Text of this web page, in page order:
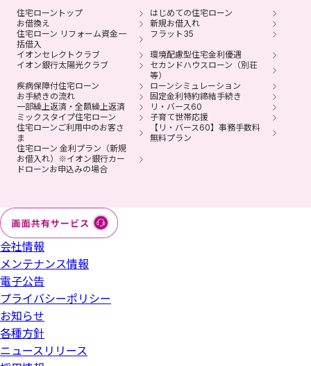
住宅ローントップ
はじめての住宅ローン
お借換え
新規お借入れ
住宅ローン リフォーム資金一
括借入
フラット35
イオンセレクトクラブ
環境配慮型住宅金利優遇
イオン銀行太陽光クラブ
セカンドハウスローン（別荘
等）
疾病保障付住宅ローン
ローンシミュレーション
お手続きの流れ
固定金利特約締結手続き
一部繰上返済・全額繰上返済
リ・バース60
ミックスタイプ住宅ローン
子育て世帯応援
住宅ローンご利用中のお客さ
ま
【リ・バース60】事務手数料
無料プラン
住宅ローン 金利プラン（新規
お借入れ）※イオン銀行カー
ドローンお申込みの場合
会社情報
メンテナンス情報
電子公告
プライバシーポリシー
お知らせ
各種方針
ニュースリリース